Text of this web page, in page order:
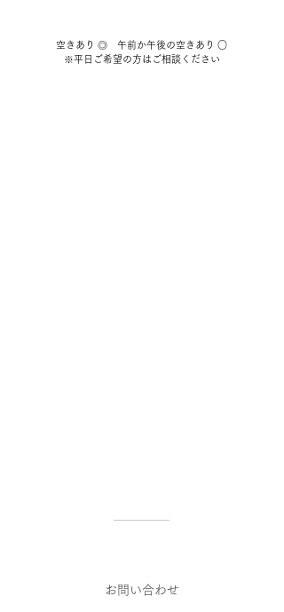
​空きあり ◎
午前か午後の空きあり ○
​※平日ご希望の方はご相談ください
​お問い合わせ